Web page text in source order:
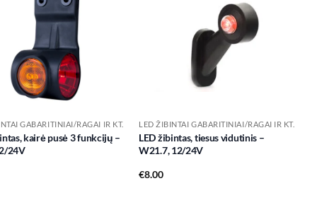
GABARITINIAI/RAGAI IR KT.
kairė pusė 3 funkcijų –
24V
wishlist
LED ŽIBINTAI GABARITINIAI/RAGAI IR KT.
LED žibintas, tiesus vidutinis –
W21.7, 12/24V
€8.00